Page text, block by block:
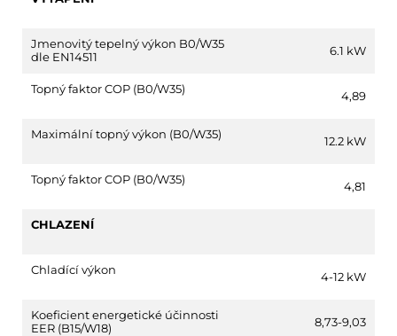
Jmenovitý tepelný výkon B0/W35
dle EN14511
6.1 kW
Topný faktor COP (B0/W35) 4,89
Maximální topný výkon (B0/W35) 12.2 kW
Topný faktor COP (B0/W35) 4,81
CHLAZENÍ
Chladící výkon 4-12 kW
Koeficient energetické účinnosti
EER (B15/W18)
8,73-9,03